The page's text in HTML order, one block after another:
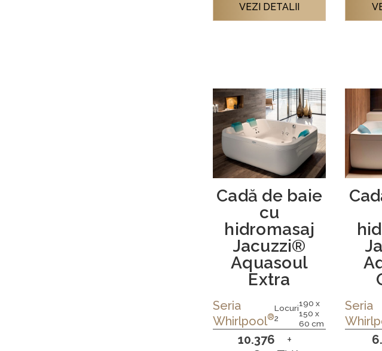
VEZI DETALII
Cadă de baie
cu
hidromasaj
Jacuzzi®
Aquasoul
Extra
Seria
Whirlpool®
Locuri
2
190 x
150 x
60 cm
10.376
+
Seria